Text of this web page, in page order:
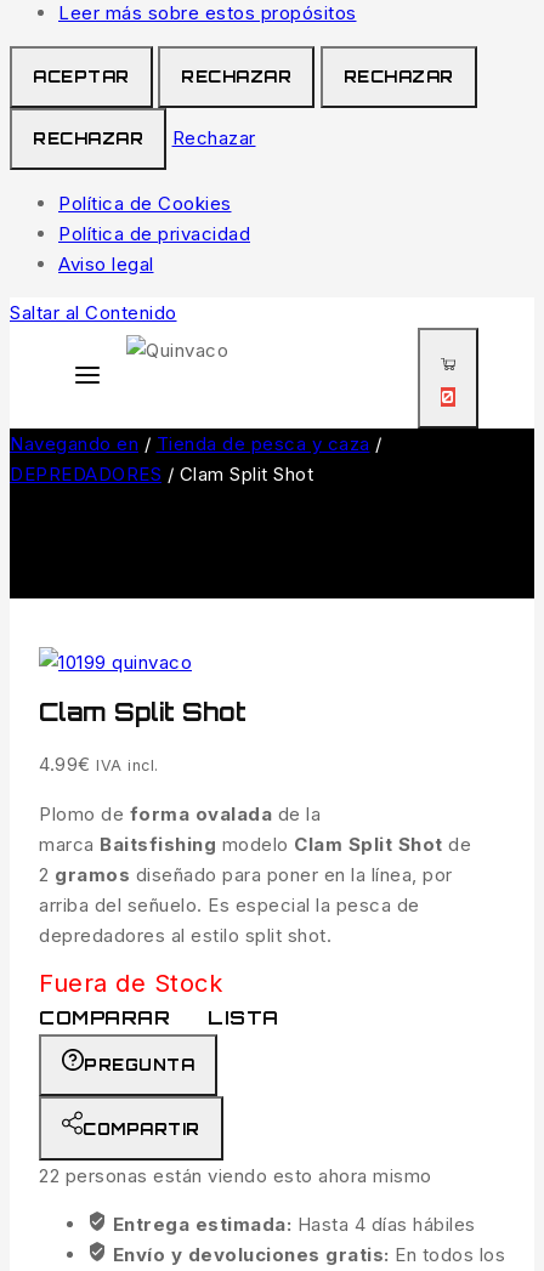
Leer más sobre estos propósitos
ACEPTAR RECHAZAR RECHAZAR
RECHAZAR Rechazar
Política de Cookies
Política de privacidad
Aviso legal
Saltar al Contenido
0
Navegando en / Tienda de pesca y caza /
DEPREDADORES / Clam Split Shot
Clam Split Shot
4.99€ IVA incl.
Plomo de forma ovalada de la
marca Baitsfishing modelo Clam Split Shot de
2 gramos diseñado para poner en la línea, por
arriba del señuelo. Es especial la pesca de
depredadores al estilo split shot.
Fuera de Stock
COMPARAR LISTA
PREGUNTA
COMPARTIR
22 personas están viendo esto ahora mismo
Entrega estimada: Hasta 4 días hábiles
Envío y devoluciones gratis: En todos los